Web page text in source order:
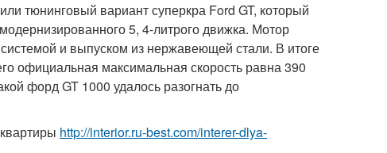
тюнинговый вариант суперкра Ford GT, который
5, 4-литрого движка. Мотор
и выпуском из нержавеющей стали. В итоге
официальная максимальная скорость равна 390
форд GT 1000 удалось разогнать до
http://interior.ru-best.com/interer-dlya-